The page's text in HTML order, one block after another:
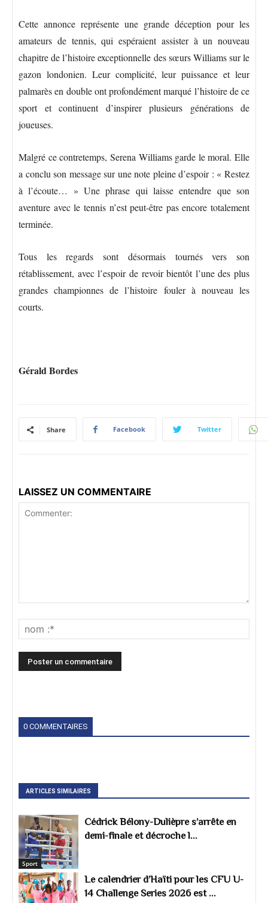
Cette annonce représente une grande déception pour les
amateurs de tennis, qui espéraient assister à un nouveau
chapitre de l’histoire exceptionnelle des sœurs Williams sur le
gazon londonien. Leur complicité, leur puissance et leur
palmarès en double ont profondément marqué l’histoire de ce
sport et continuent d’inspirer plusieurs générations de
joueuses.
Malgré ce contretemps, Serena Williams garde le moral. Elle
a conclu son message sur une note pleine d’espoir : « Restez
à l’écoute… » Une phrase qui laisse entendre que son
aventure avec le tennis n’est peut-être pas encore totalement
terminée.
Tous les regards sont désormais tournés vers son
rétablissement, avec l’espoir de revoir bientôt l’une des plus
grandes championnes de l’histoire fouler à nouveau les
courts.
Gérald Bordes
Share Facebook Twitter
LAISSEZ UN COMMENTAIRE
0 COMMENTAIRES
ARTICLES SIMILAIRES
Sport
Cédrick Bélony-Dulièpre s’arrête en
demi-finale et décroche l...
Le calendrier d’Haïti pour les CFU U-
14 Challenge Series 2026 est ...